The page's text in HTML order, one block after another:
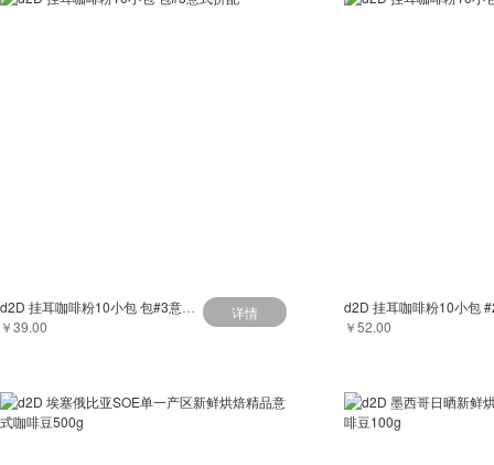
￥39.00
详情
￥52.00